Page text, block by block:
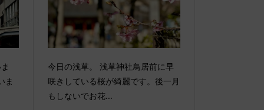
ま
今日の浅草。 浅草神社鳥居前に早
咲きしている桜が綺麗です。後一月
もしないでお花...